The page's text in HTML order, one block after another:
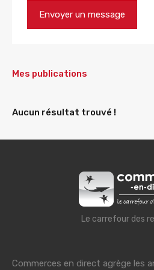
Mes publications
Aucun résultat trouvé !
Le carrefour des
Commerces en direct agrège les